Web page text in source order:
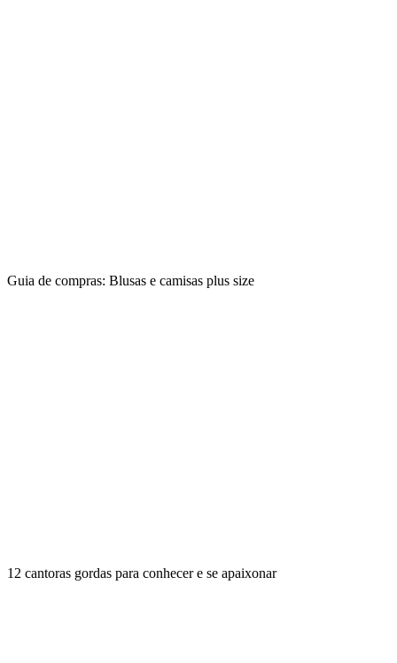
Guia de compras: Blusas e camisas plus size
12 cantoras gordas para conhecer e se apaixonar